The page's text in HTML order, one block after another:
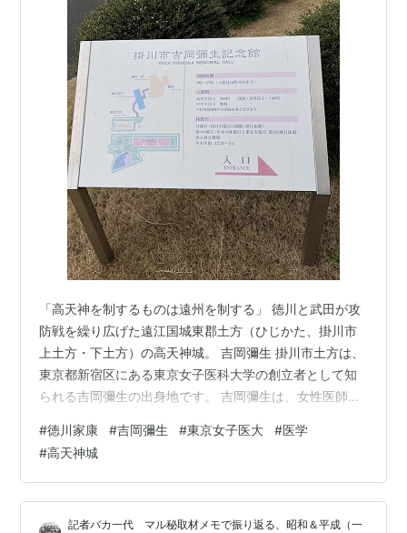
「高天神を制するものは遠州を制する」 徳川と武田が攻
防戦を繰り広げた遠江国城東郡土方（ひじかた、掛川市
上土方・下土方）の高天神城。 吉岡彌生 掛川市土方は、
東京都新宿区にある東京女子医科大学の創立者として知
られる吉岡彌生の出身地です。 吉岡彌生は、女性医師の
子、下田歌子などと並んで、女子教育の基盤づくりをし
た教育者です。 創立者の想い - 法人・大学案内 - 東京女
子医科大学 松本亀次郎 この地は、日本最初の方言辞典を
編纂したことでも知られる教育者であり、日中関係の教
育にも携わった松本亀次郎が生まれ、亡くなった場所で
#徳川家康 #吉岡彌生 #東京女子医大 #医学
#高天神城
記者バカ一代 マル秘取材メモで振り返る、昭和＆平成（一